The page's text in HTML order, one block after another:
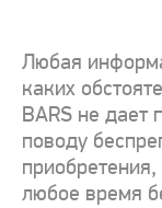
Любая
каких
BARS не дает
поводу
любое время